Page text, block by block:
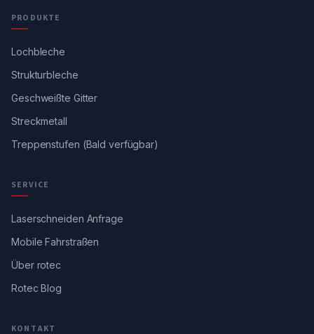
PRODUKTE
Lochbleche
Strukturbleche
Geschweißte Gitter
Streckmetall
Treppenstufen (Bald verfügbar)
SERVICE
Laserschneiden Anfrage
Mobile Fahrstraßen
Über rotec
Rotec Blog
KONTAKT